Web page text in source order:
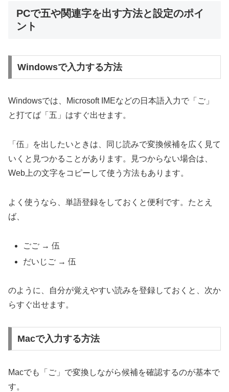
PCで五や関連字を出す方法と設定のポイ
ント
Windowsで入力する方法
Windowsでは、Microsoft IMEなどの日本語入力で「ご」
と打てば「五」はすぐ出せます。
「伍」を出したいときは、同じ読みで変換候補を広く見て
いくと見つかることがあります。見つからない場合は、
Web上の文字をコピーして使う方法もあります。
よく使うなら、単語登録をしておくと便利です。たとえ
ば、
ごご → 伍
だいじご → 伍
のように、自分が覚えやすい読みを登録しておくと、次か
らすぐ出せます。
Macで入力する方法
Macでも「ご」で変換しながら候補を確認するのが基本で
す。